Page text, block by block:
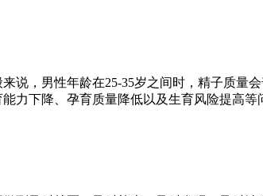
，男性年龄在25-35岁之间时，精子质量
力下降、孕育质量降低以及生育风险提高等